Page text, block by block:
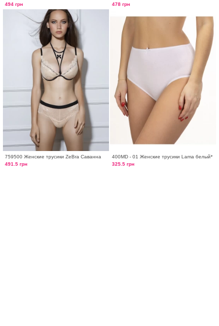
494 грн
478 грн
759500 Женские трусики ZeBra Саванна
491.5 грн
400MD - 01 Женские трусики Lama белый*
325.5 грн